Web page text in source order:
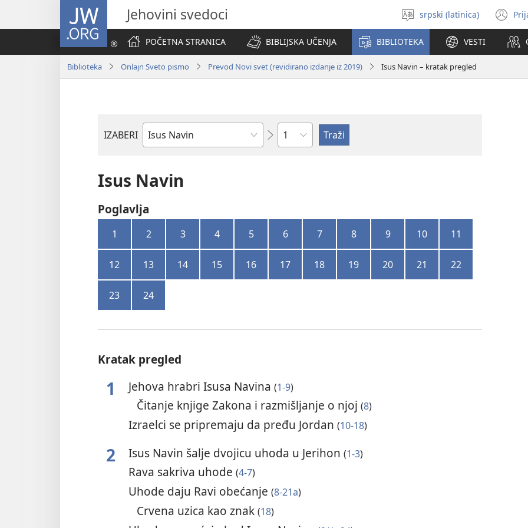
JW.ORG Jehovini svedoci
Izaberi
jezik
srpski (latinica)
POČETNA STRANICA
BIBLIJSKA UČENJA BIBLIOTEKA VESTI
Biblioteka Onlajn Sveto pismo Prevod Novi svet (revidirano izdanje iz 2019) Isus Navin – kratak pregled
IZABERI
Biblijska
Poglavlje
Isus Navin
Poglavlja
1 2 3 4 5 6 7 8 9 10 11
12 13 14 15 16 17 18 19 20 21 22
23 24
Kratak pregled
1 Jehova hrabri Isusa Navina (1-9)
Čitanje knjige Zakona i razmišljanje o njoj(8)
Izraelci se pripremaju da pređu Jordan (10-18)
2 Isus Navin šalje dvojicu uhoda u Jerihon (1-3)
Rava sakriva uhode (4-7)
Uhode daju Ravi obećanje (8-21a)
Crvena uzica kao znak(18)